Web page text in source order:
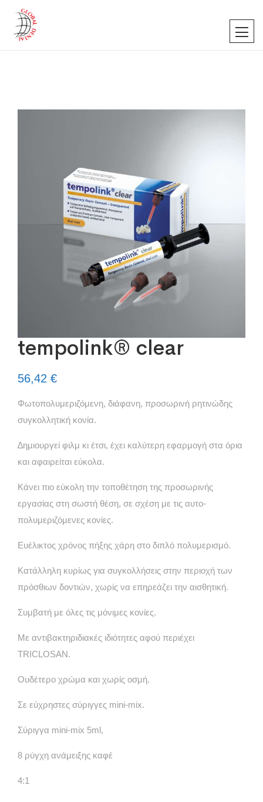
tempolink® clear
56,42 €
Φωτοπολυμεριζόμενη, διάφανη, προσωρινή ρητινώδης
συγκολλητική κονία.
∆ημιουργεί φιλμ κι έτσι, έχει καλύτερη εφαρμογή στα όρια
και αφαιρείται εύκολα.
Κάνει πιο εύκολη την τοποθέτηση της προσωρινής
εργασίας στη σωστή θέση, σε σχέση με τις αυτο-
πολυμεριζόμενες κονίες.
Ευέλικτος χρόνος πήξης χάρη στο διπλό πολυμερισμό.
Κατάλληλη κυρίως για συγκολλήσεις στην περιοχή των
πρόσθιων δοντιών, χωρίς να επηρεάζει την αισθητική.
Συμβατή με όλες τις μόνιμες κονίες.
Με αντιβακτηριδιακές ιδιότητες αφού περιέχει
TRICLOSAN.
Ουδέτερο χρώμα και χωρίς οσμή.
Σε εύχρηστες σύριγγες mini-mix.
Σύριγγα mini-mix 5ml,
8 ρύγχη ανάμειξης καφέ
4:1